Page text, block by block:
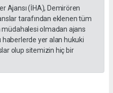
Ajansı (İHA), Demirören
tarafından eklenen tüm
olmadan ajans
haberlerde yer alan hukuki
olup sitemizin hiç bir